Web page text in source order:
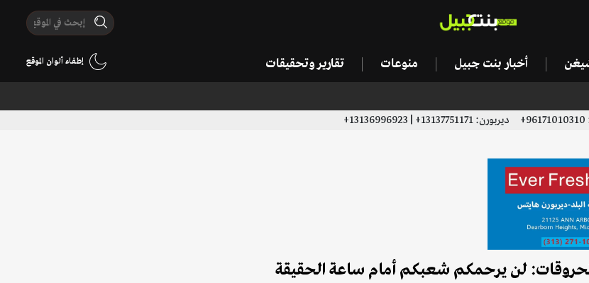
أخبار بنت جبيل منوعات تقارير وتحقيقات إطفاء ألوان الموقع
لن يرحمكم شعبكم أمام ساعة الحقيقة